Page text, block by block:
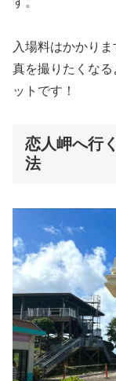
入場料はかかり
真を撮りたくな
ットです！
恋人岬へ行
法